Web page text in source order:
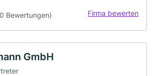
Bewertungen) Firma bewerten
GmbH